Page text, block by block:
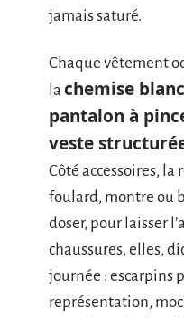
jamais saturé.
Chaque vêtement
la chemise
pantalon à
veste
Côté accessoires,
foulard, montre ou
doser, pour laisser
chaussures, elles,
journée : escarpins
représentation,